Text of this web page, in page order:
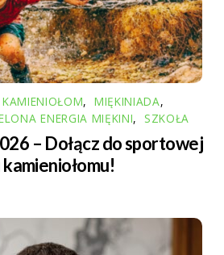
KAMIENIOŁOM, MIĘKINIADA,
ENERGIA MIĘKINI, SZKOŁA
– Dołącz do sportowej